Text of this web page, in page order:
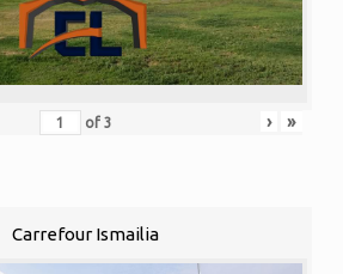
of 3 › »
Carrefour Ismailia